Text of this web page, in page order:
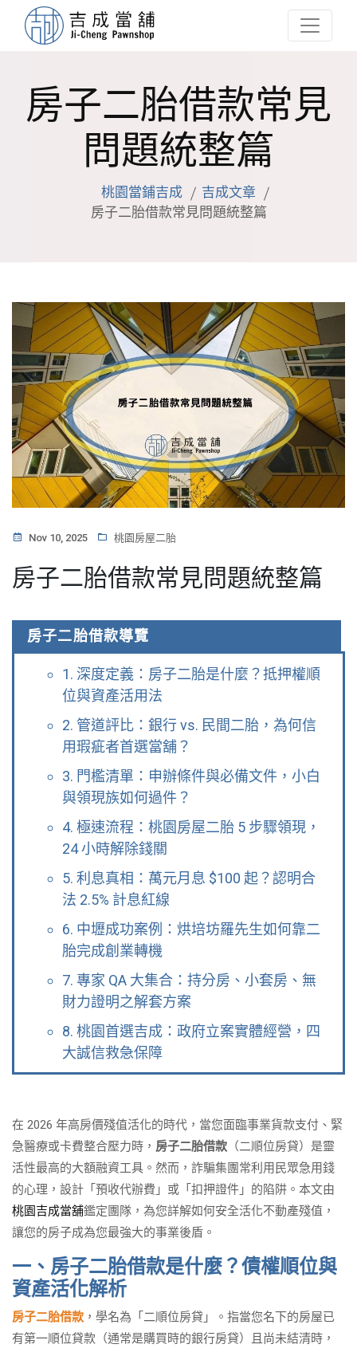
房子二胎借款常見
問題統整篇
桃園當鋪吉成
吉成文章
房子二胎借款常見問題統整篇
Nov 10, 2025 桃園房屋二胎
房子二胎借款常見問題統整篇
房子二胎借款導覽
1. 深度定義：房子二胎是什麼？抵押權順
位與資產活用法
2. 管道評比：銀行 vs. 民間二胎，為何信
用瑕疵者首選當舖？
3. 門檻清單：申辦條件與必備文件，小白
與領現族如何過件？
4. 極速流程：桃園房屋二胎 5 步驟領現，
24 小時解除錢關
5. 利息真相：萬元月息 $100 起？認明合
法 2.5% 計息紅線
6. 中壢成功案例：烘培坊羅先生如何靠二
胎完成創業轉機
7. 專家 QA 大集合：持分房、小套房、無
財力證明之解套方案
8. 桃園首選吉成：政府立案實體經營，四
大誠信救急保障
在 2026 年高房價殘值活化的時代，當您面臨事業貨款支付、緊
急醫療或卡費整合壓力時， 房子二胎借款 （二順位房貸）是靈
活性最高的大額融資工具。然而，詐騙集團常利用民眾急用錢
的心理，設計「預收代辦費」或「扣押證件」的陷阱。本文由
桃園吉成當舖鑑定團隊，為您詳解如何安全活化不動產殘值，
讓您的房子成為您最強大的事業後盾。
一、房子二胎借款是什麼？債權順位與
資產活化解析
房子二胎借款 ，學名為「二順位房貸」。指當您名下的房屋已
有第一順位貸款（通常是購買時的銀行房貸）且尚未結清時，
Facebook
Line